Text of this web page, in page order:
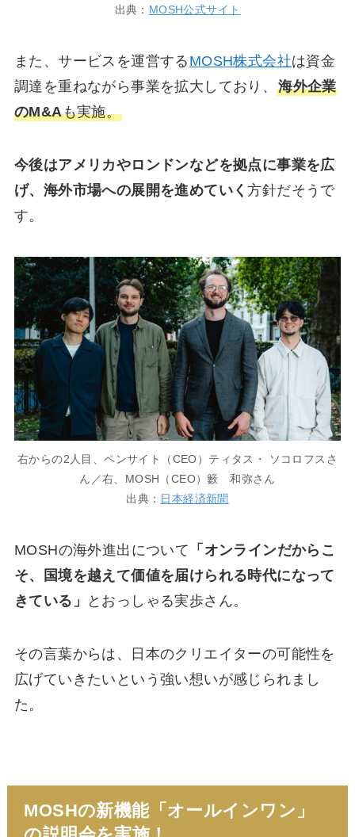
出典： MOSH公式サイト
また、サービスを運営する MOSH株式会社は資金
調達を重ねながら事業を拡大しており、海外企業
のM&Aも実施。
今後はアメリカやロンドンなどを拠点に事業を広
げ、海外市場への展開を進めていく方針だそうで
す。
右からの2人目、ペンサイト（CEO）ティタス・ ソコロフスさ
ん／右、MOSH（CEO）籔 和弥さん
出典： 日本経済新聞
MOSHの海外進出について 「オンラインだからこ
そ、国境を越えて価値を届けられる時代になって
きている」
とおっしゃる実歩さん。
その言葉からは、日本のクリエイターの可能性を
広げていきたいという強い想いが感じられまし
た。
MOSHの新機能「オールインワン」